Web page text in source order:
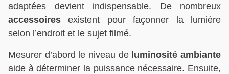
adaptées devient indispensable. De nombreux
accessoires existent pour façonner la lumière
selon l’endroit et le sujet filmé.
Mesurer d’abord le niveau de luminosité ambiante
aide à déterminer la puissance nécessaire. Ensuite,